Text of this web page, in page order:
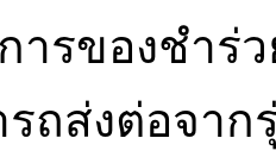
ารของชำร่
ถส่งต่อจา